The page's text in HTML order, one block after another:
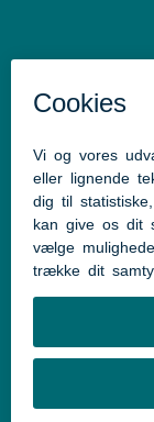
Aabenraa
Østergade 61-63
6230 Rødekro
Tlf: 73 76 88 88
Mail:
Genveje